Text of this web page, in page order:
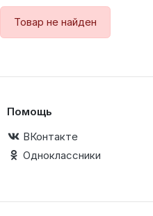
Товар не найден
Помощь
ВКонтакте
Одноклассники